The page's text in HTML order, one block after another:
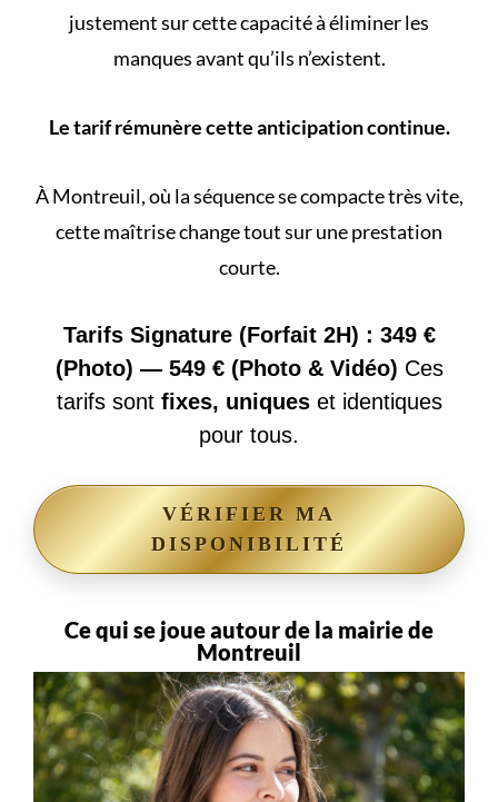
justement sur cette capacité à éliminer les
manques avant qu’ils n’existent.
Le tarif rémunère cette anticipation continue.
À Montreuil, où la séquence se compacte très vite,
cette maîtrise change tout sur une prestation
courte.
Tarifs Signature (Forfait 2H) : 349 €
(Photo) — 549 € (Photo & Vidéo) Ces
tarifs sont fixes, uniqueset identiques
pour tous.
VÉRIFIER MA
DISPONIBILITÉ
Ce qui se joue autour de la mairie de
Montreuil